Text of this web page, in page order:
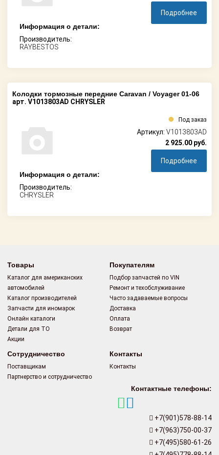
Информация о детали:
Производитель:
RAYBESTOS
Подробнее
Колодки тормозные передние Caravan / Voyager 01-06
арт. V1013803AD CHRYSLER
Информация о детали:
Производитель:
CHRYSLER
Под заказ
Артикул: V1013803AD
2 925.00 руб.
Подробнее
Товары
Каталог для американских
автомобилей
Каталог производителей
Запчасти для иномарок
Онлайн каталоги
Детали для ТО
Акции
Покупателям
Подбор запчастей по VIN
Ремонт и техобслуживание
Часто задаваемые вопросы
Доставка
Оплата
Возврат
Сотрудничество
Поставщикам
Партнерство и сотрудничество
Контакты
Контакты
Контактные телефоны:
+7(901)578-88-14
+7(963)750-00-37
+7(495)580-61-26